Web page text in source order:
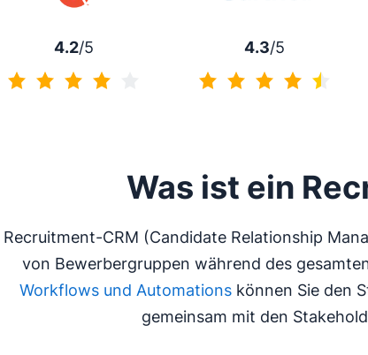
4.2/5 4.3/5
Was ist ein
Recruitment-CRM (Candidate Relationship
von Bewerbergruppen während des
Workflows und Automations können Sie den
gemeinsam mit den